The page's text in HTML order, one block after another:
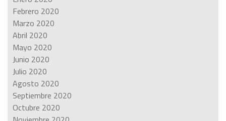
Febrero 2020
Marzo 2020
Abril 2020
Mayo 2020
Junio 2020
Julio 2020
Agosto 2020
Septiembre 2020
Octubre 2020